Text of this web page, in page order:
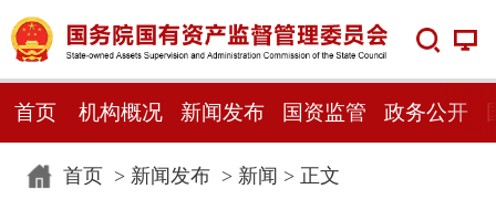
首页 机构概况 新闻发布 国资监管 政务公开
首页> 新闻发布> 新闻 > 正文